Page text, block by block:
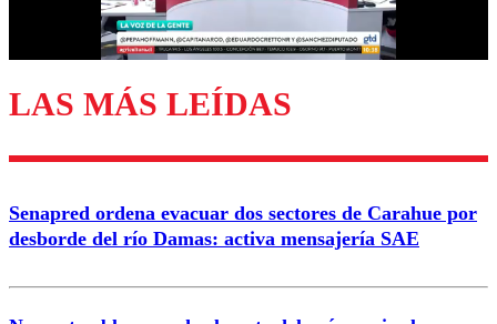
Enviar comentario
LAS MÁS LEÍDAS
Senapred ordena evacuar dos sectores de Carahue por
desborde del río Damas: activa mensajería SAE